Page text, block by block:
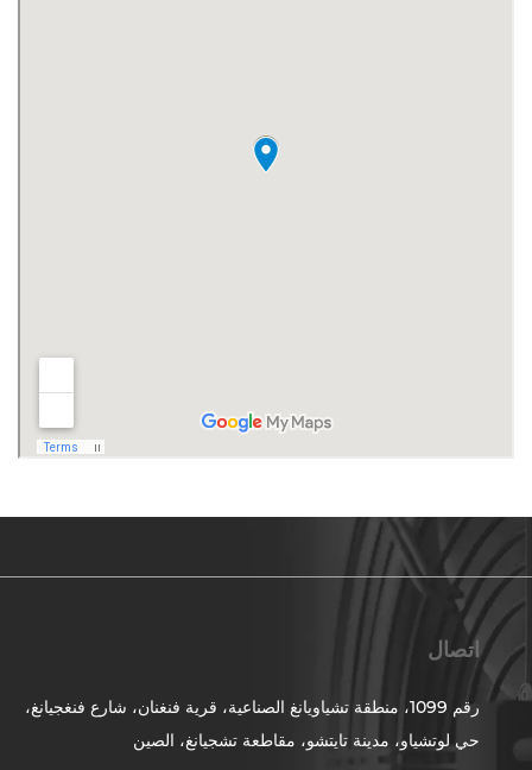
اتصال
رقم 1099، منطقة تشياويانغ الصناعية، قرية فنغنان، شارع فنغجيانغ،
حي لوتشياو، مدينة تايتشو، مقاطعة تشجيانغ، الصين